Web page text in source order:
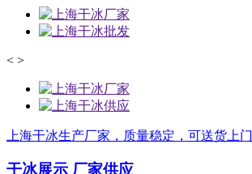
< >
上海干冰生产厂家，质量稳定，可送货上门
干冰展示 厂家供应